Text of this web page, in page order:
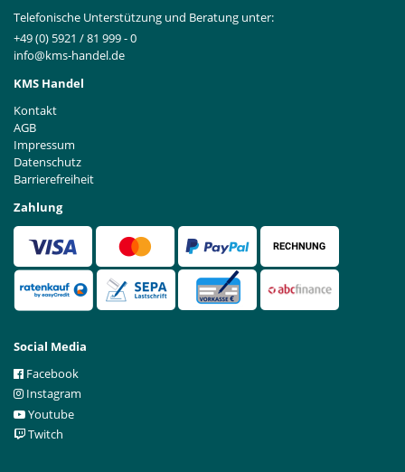
Telefonische Unterstützung und Beratung unter:
+49 (0) 5921 / 81 999 - 0
info@kms-handel.de
KMS Handel
Kontakt
AGB
Impressum
Datenschutz
Barrierefreiheit
Zahlung
Social Media
Facebook
Instagram
Youtube
Twitch